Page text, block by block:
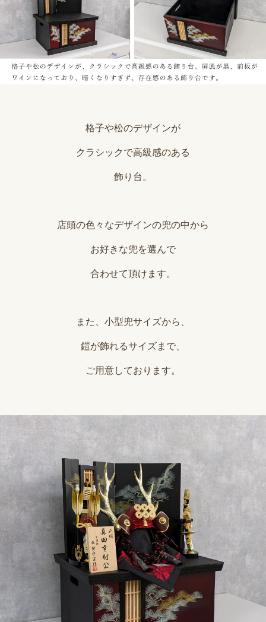
格子や松のデザインが
クラシックで高級感のある
飾り台。
店頭の色々なデザインの兜の中から
お好きな兜を選んで
合わせて頂けます。
また、小型兜サイズから、
鎧が飾れるサイズまで、
ご用意しております。